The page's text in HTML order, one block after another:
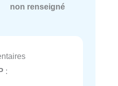
non renseigné
: